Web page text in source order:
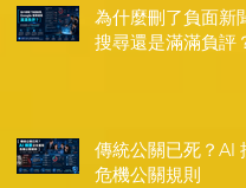
為什麼刪了負面新
搜尋還是滿滿負評
傳統公關已死？AI
危機公關規則